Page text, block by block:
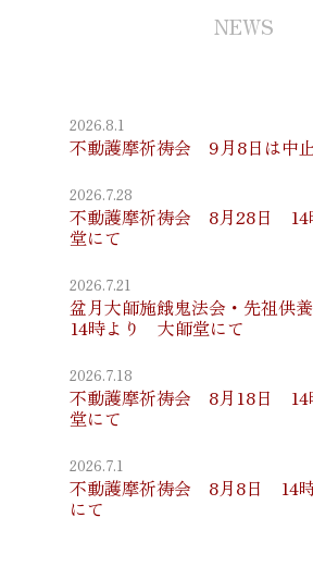
NEWS
2026.8.1
不動護摩祈祷会 9月8日は中
2026.7.28
不動護摩祈祷会 8月28日
堂にて
2026.7.21
盆月大師施餓鬼法会・先祖
14時より 大師堂にて
2026.7.18
不動護摩祈祷会 8月18日
堂にて
2026.7.1
不動護摩祈祷会 8月8日 14
にて